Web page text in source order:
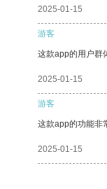
2025-01-15
游客
这款app的用户群
2025-01-15
游客
这款app的功能非
2025-01-15